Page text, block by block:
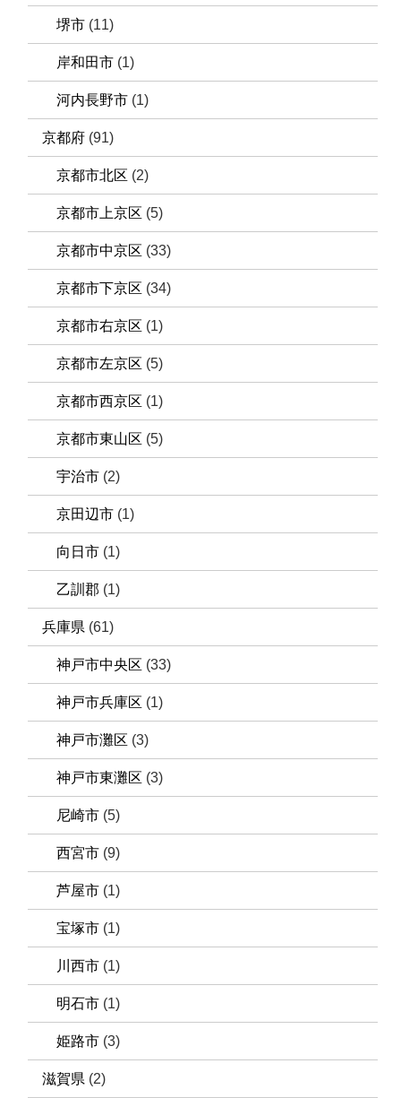
堺市 (11)
岸和田市 (1)
河内長野市 (1)
京都府 (91)
京都市北区 (2)
京都市上京区 (5)
京都市中京区 (33)
京都市下京区 (34)
京都市右京区 (1)
京都市左京区 (5)
京都市西京区 (1)
京都市東山区 (5)
宇治市 (2)
京田辺市 (1)
向日市 (1)
乙訓郡 (1)
兵庫県 (61)
神戸市中央区 (33)
神戸市兵庫区 (1)
神戸市灘区 (3)
神戸市東灘区 (3)
尼崎市 (5)
西宮市 (9)
芦屋市 (1)
宝塚市 (1)
川西市 (1)
明石市 (1)
姫路市 (3)
滋賀県 (2)